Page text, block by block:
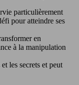
particulièrement
pour atteindre ses
en
à la manipulation
les secrets et peut